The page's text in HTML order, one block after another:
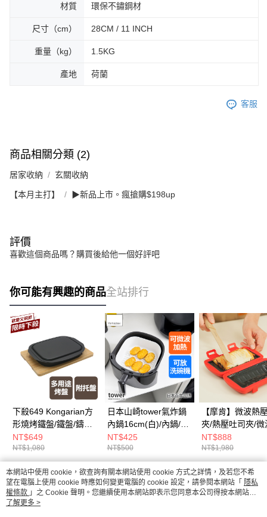
材質 環保不鏽鋼材
尺寸（cm） 28CM / 11 INCH
重量（kg） 1.5KG
產地 荷蘭
客服
商品相關分類 (2)
居家收納 玄關收納
【本月主打】 ▶新品上市。瘋搶購$198up
評價
喜歡這個商品嗎？購買後給他一個好評吧
你可能有興趣的商品全站排行
下殺649 Kongarian方
形燒烤鐵盤/鐵盤/鑄鐵
盤/不沾烤盤
NT$649
NT$1,080
日本山崎tower氣炸鍋
內鍋16cm(白)/內鍋/矽
膠內鍋/矽膠鍋具
NT$425
NT$500
【摩肯】微波熱
夾/熱壓吐司夾/微
理工具/早餐料理
NT$888
NT$1,980
熱門標籤
本網站中使用 cookie，欲查詢有關本網站使用 cookie 方式之詳情，及若您不希
望在電腦上使用 cookie 時應如何變更電腦的 cookie 設定，請參閱本網站「 隱私
權條款 」之 Cookie 聲明。您繼續使用本網站即表示您同意本公司得按本網站使
用條款之 Cookie 聲明使用 cookie。
了解更多 >